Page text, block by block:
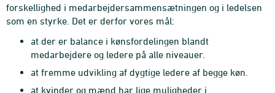
forskellighed i medarbejdersammensætningen og i ledelsen
som en styrke. Det er derfor vores mål:
at der er balance i kønsfordelingen blandt
medarbejdere og ledere på alle niveauer.
at fremme udvikling af dygtige ledere af begge køn.
at kvinder og mænd har lige muligheder i